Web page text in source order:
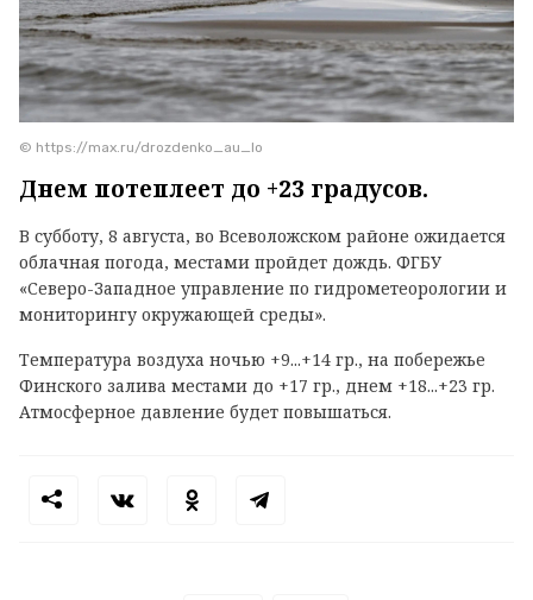
© https://max.ru/drozdenko_au_lo
Днем потеплеет до +23 градусов.
В субботу, 8 августа, во Всеволожском районе ожидается
облачная погода, местами пройдет дождь. ФГБУ
«Северо-Западное управление по гидрометеорологии и
мониторингу окружающей среды».
Температура воздуха ночью +9...+14 гр., на побережье
Финского залива местами до +17 гр., днем +18...+23 гр.
Атмосферное давление будет повышаться.